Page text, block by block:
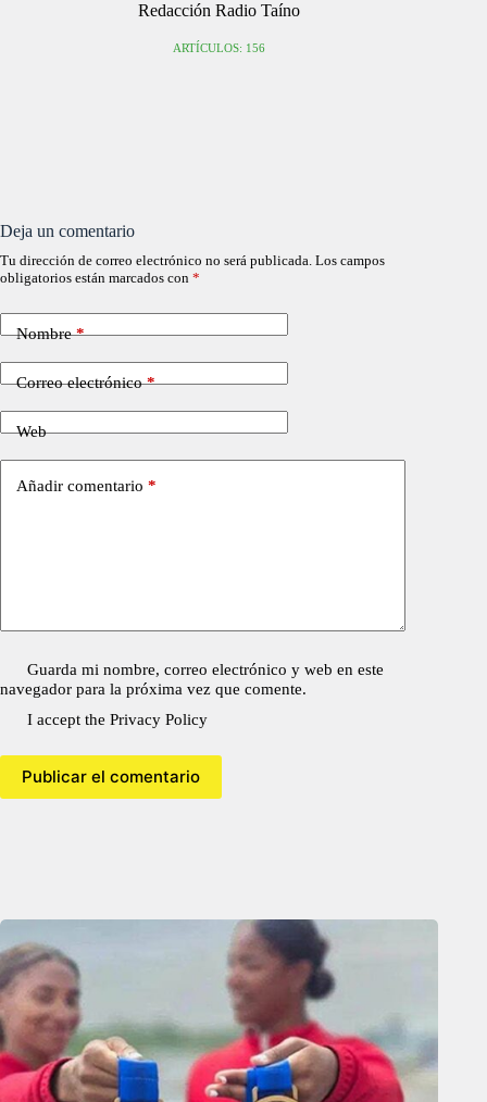
Redacción Radio Taíno
ARTÍCULOS: 156
Deja un comentario
Tu dirección de correo electrónico no será publicada. Los campos
obligatorios están marcados con *
Nombre*
Correo electrónico*
Web
Añadir comentario *
Guarda mi nombre, correo electrónico y web en este
navegador para la próxima vez que comente.
I accept thePrivacy Policy
Publicar el comentario